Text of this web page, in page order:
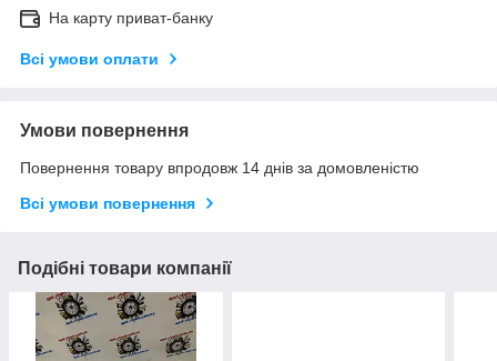
На карту приват-банку
Всі умови оплати
Умови повернення
Повернення товару впродовж 14 днів за домовленістю
Всі умови повернення
Подібні товари компанії